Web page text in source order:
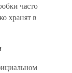
часто
хранят в